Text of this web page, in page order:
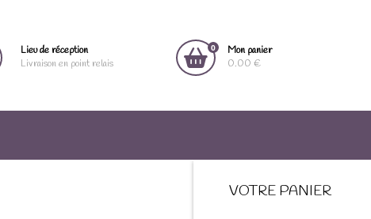
Lieu de réception
Livraison en point relais
0
Mon panier
0.00 €
VOTRE PANIER